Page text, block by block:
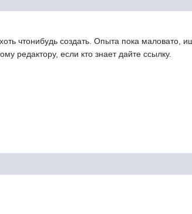
чтонибудь создать. Опыта пока маловато,
редактору, если кто знает дайте ссылку.